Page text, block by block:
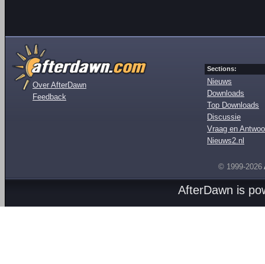
Over AfterDawn
Feedback
Sections:
Nieuws
Downloads
Top Downloads
Discussie
Vraag en
Nieuws2.nl
© 1999-2026
AfterDawn is